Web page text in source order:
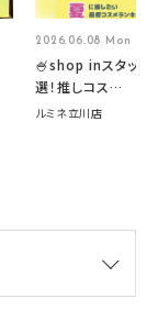
2026.06.08 Mon
🍧shop inスタッフ
選！推しコス
summer2026開催
ルミネ立川店